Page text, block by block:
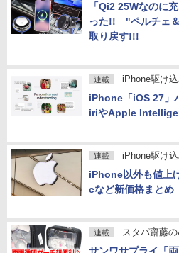
「Qi2 25Wなのに
った!! "ペルチェ
取り戻す!!!
連載 iPhone駆け
iPhone「iOS 27」
iriやApple
連載 iPhone駆け
iPhone以外も値上
cなど新価格まとめ
連載 スタパ齋藤